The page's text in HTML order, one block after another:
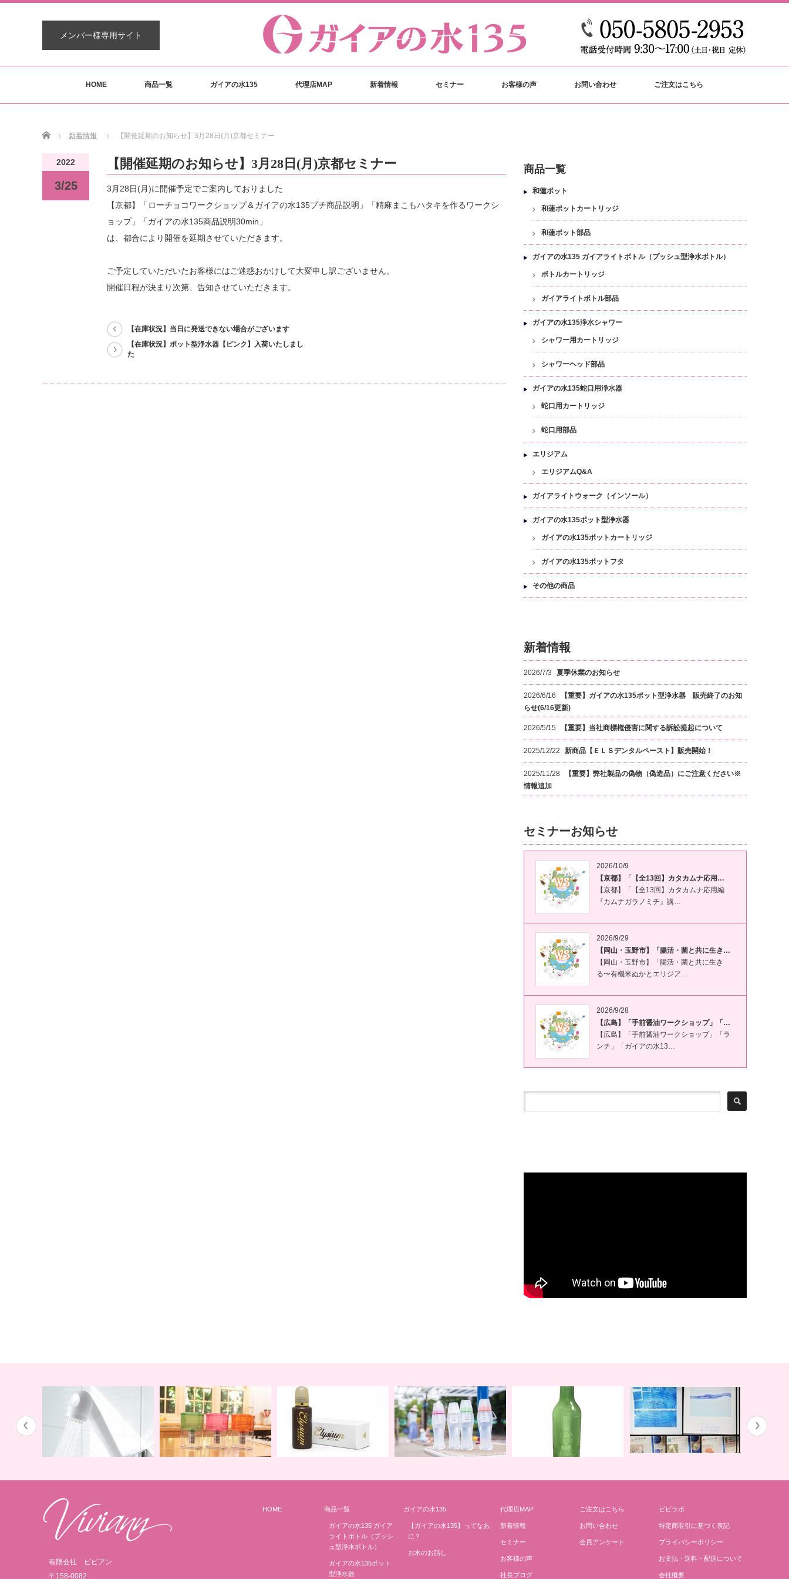
メンバー様専用サイト
HOME 商品一覧 ガイアの水135 代理店MAP 新着情報 セミナー お客様の声 お問い合わせ ご注文はこちら
Home 新着情報 【開催延期のお知らせ】3月28日(月)京都セミナー
2022
3/25
【開催延期のお知らせ】3月28日(月)京都セミナー
3月28日(月)に開催予定でご案内しておりました
【京都】「ローチョコワークショップ＆ガイアの水135プチ商品説明」「精麻まこもハタキを作るワークシ
ョップ」「ガイアの水135商品説明30min」
は、都合により開催を延期させていただきます。
ご予定していただいたお客様にはご迷惑おかけして大変申し訳ございません。
開催日程が決まり次第、告知させていただきます。
【在庫状況】当日に発送できない場合がございます
【在庫状況】ポット型浄水器【ピンク】入荷いたしまし
た
商品一覧
和蓮ポット
和蓮ポットカートリッジ
和蓮ポット部品
ガイアの水135 ガイアライトボトル（プッシュ型浄水ボトル）
ボトルカートリッジ
ガイアライトボトル部品
ガイアの水135浄水シャワー
シャワー用カートリッジ
シャワーヘッド部品
ガイアの水135蛇口用浄水器
蛇口用カートリッジ
蛇口用部品
エリジアム
エリジアムQ&A
ガイアライトウォーク（インソール）
ガイアの水135ポット型浄水器
ガイアの水135ポットカートリッジ
ガイアの水135ポットフタ
その他の商品
新着情報
2026/7/3 夏季休業のお知らせ
2026/6/16
【重要】ガイアの水135ポット型浄水器 販売終了のお知
らせ(6/16更新)
2026/5/15 【重要】当社商標権侵害に関する訴訟提起について
2025/12/22 新商品【ＥＬＳデンタルペースト】販売開始！
2025/11/28
【重要】弊社製品の偽物（偽造品）にご注意ください※
情報追加
セミナーお知らせ
2026/10/9
【京都】「【全13回】カタカムナ応用…
【京都】「【全13回】カタカムナ応用編
『カムナガラノミチ』講…
2026/9/29
【岡山・玉野市】「腸活・菌と共に生き…
【岡山・玉野市】「腸活・菌と共に生き
る〜有機米ぬかとエリジア…
2026/9/28
【広島】「手前醤油ワークショップ」「…
【広島】「手前醤油ワークショップ」「ラ
ンチ」「ガイアの水13…
地球の恵みを シャワー 地球の一滴 エリジアム 地球と共に ライトボトル みどりごとグリーンボトル
ガイアの水１３５と私
有限会社 ビビアン
〒158-0082
HOME 商品一覧
ガイアの水135 ガイア
ライトボトル（プッシ
ュ型浄水ボトル）
ガイアの水135ポット
型浄水器
ガイアの水135
【ガイアの水135】ってなあ
に？
お水のお話し
代理店MAP
新着情報
セミナー
お客様の声
社長ブログ
ご注文はこちら
お問い合わせ
会員アンケート
ビビラボ
特定商取引に基づく表記
プライバシーポリシー
お支払・送料・配送について
会社概要